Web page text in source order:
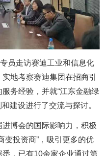
员走访赛迪工业和信息化
地考察赛迪集团在招商引
务经验，并就“江东金融绿
建设进行了交流与探讨。
博会的国际影响力，积极
变投资商”，吸引更多的优
，已有10余家企业通过第